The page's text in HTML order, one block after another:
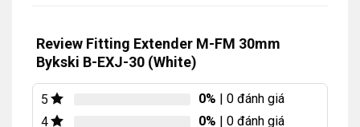
Review Fitting Extender M-FM 30mm
Bykski B-EXJ-30 (White)
5 0% | 0 đánh giá
4
0% | 0 đánh giá